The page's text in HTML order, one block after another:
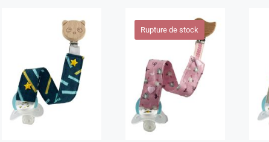
Attache Tétine
Trais Nounours
Rupture de stock
Attache Tétine
Piou-piou
Oiseau